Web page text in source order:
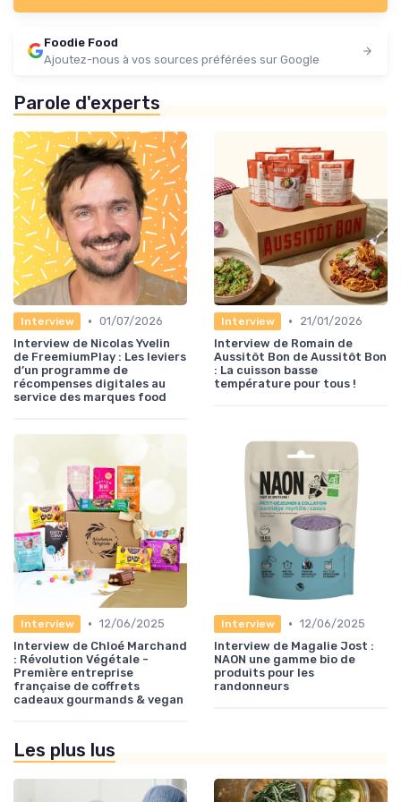
Foodie Food
Ajoutez-nous à vos sources préférées sur Google
Parole d'experts
Interview • 01/07/2026
Interview de Nicolas Yvelin
de FreemiumPlay : Les leviers
d’un programme de
récompenses digitales au
service des marques food
Interview •
21/01/2026
Interview de Romain de
Aussitôt Bon de Aussitôt Bon
: La cuisson basse
température pour tous !
Interview • 12/06/2025
Interview de Chloé Marchand
: Révolution Végétale -
Première entreprise
française de coffrets
cadeaux gourmands & vegan
Interview • 12/06/2025
Interview de Magalie Jost :
NAON une gamme bio de
produits pour les
randonneurs
Les plus lus